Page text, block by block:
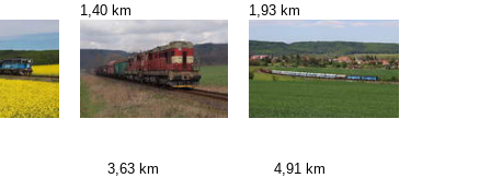
1,40 km 1,93 km
3,63 km 4,91 km